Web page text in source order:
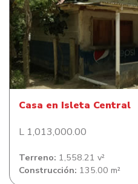
Casa en
Casa en Isleta Central
L 1,013,000.00
Terreno: 1,558.21 v²
Construcción: 135.00 m²